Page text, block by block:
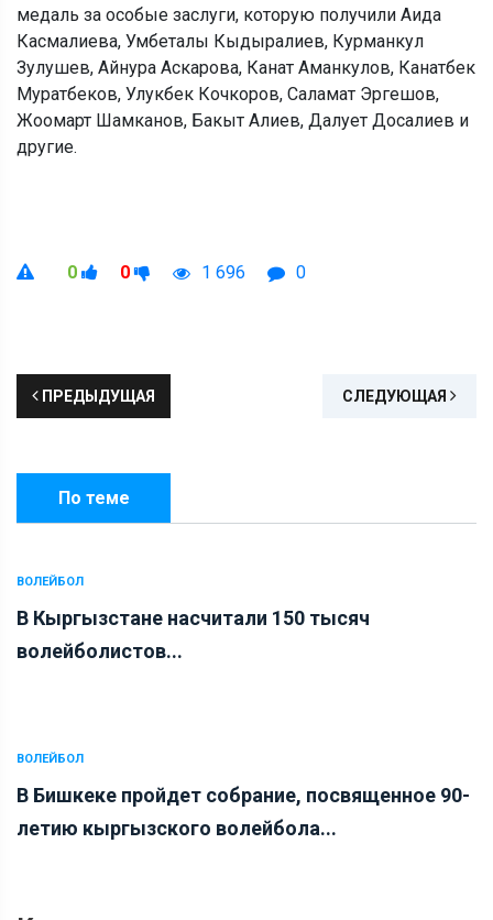
медаль за особые заслуги, которую получили Аида
Касмалиева, Умбеталы Кыдыралиев, Курманкул
Зулушев, Айнура Аскарова, Канат Аманкулов, Канатбек
Муратбеков, Улукбек Кочкоров, Саламат Эргешов,
Жоомарт Шамканов, Бакыт Алиев, Далует Досалиев и
другие.
0 0 1 696 0
ПРЕДЫДУЩАЯ СЛЕДУЮЩАЯ
По теме
ВОЛЕЙБОЛ
В Кыргызстане насчитали 150 тысяч
волейболистов...
ВОЛЕЙБОЛ
В Бишкеке пройдет собрание, посвященное 90-
летию кыргызского волейбола...